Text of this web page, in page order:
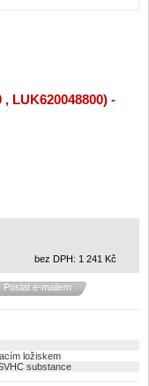
LUK620048800) -
bez DPH: 1 241 Kč
Poslat e-mailem
ložiskem
substance